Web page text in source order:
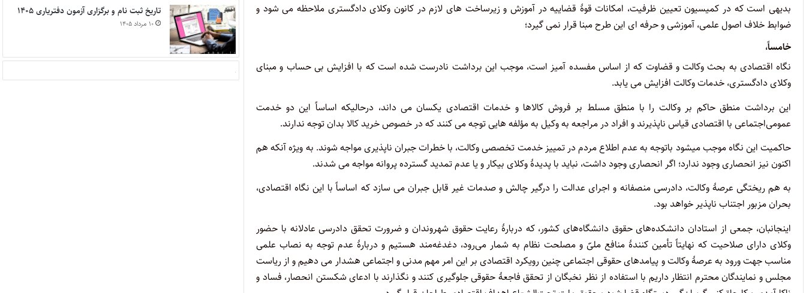
بدیهی است که در کمیسیون تعیین ظرفیت، امکانات قوۀ قضاییه در آموزش و زیرساخت های لازم در کانون وکلای دادگستری ملاحظه می شود و
ضوابط خلاف اصول علمی، آموزشی و حرفه ای این طرح مبنا قرار نمی گیرد؛
خامساً،
نگاه اقتصادی به بحث وکالت و قضاوت که از اساس مفسده آمیز است، موجب این برداشت نادرست شده است که با افزایش بی حساب و مبنای
وکلای دادگستری، خدمات وکالت افزایش می یابد.
این برداشت منطق حاکم بر وکالت را با منطق مسلط بر فروش کالاها و خدمات اقتصادی یکسان می داند، درحالیکه اساساً این دو خدمت
عمومی‌اجتماعی با اقتصادی قیاس ناپذیرند و افراد در مراجعه به وکیل به مؤلفه هایی توجه می کنند که در خصوص خرید کالا بدان توجه ندارند.
حاکمیت این نگاه موجب میشود باتوجه به عدم اطلاع مردم در تمییز خدمت تخصصی وکالت، با خطرات جبران ناپذیری مواجه شوند. به ویژه آنکه هم
اکنون نیز انحصاری وجود ندارد؛ اگر انحصاری وجود داشت، نباید با پدیدۀ وکلای بیکار و یا عدم تمدید گسترده پروانه مواجه می شدند.
به هم ریختگی عرصۀ وکالت، دادرسی منصفانه و اجرای عدالت را درگیر چالش و صدمات غیر قابل جبران می سازد که اساساً با این نگاه اقتصادی،
بحران مزبور اجتناب ناپذیر خواهد بود.
اینجانبان، جمعی از استادان دانشکده‌های حقوق دانشگاه‌های کشور، که دربارۀ رعایت حقوق شهروندان و ضرورت تحقق دادرسی عادلانه با حضور
وکلای دارای صلاحیت که نهایتاً تأمین کنندۀ منافع ملیّ و مصلحت نظام به شمار می‌رود، دغدغه‌مند هستیم و دربارۀ عدم توجه به نصاب علمی
مناسب جهت ورود به عرصۀ وکالت و پیامدهای حقوقی اجتماعی چنین رویکرد اقتصادی بر این امر مهم مدنی و اجتماعی هشدار می دهیم و از ریاست
مجلس و نمایندگان محترم انتظار داریم با استفاده از نظر نخبگان از تحقق فاجعۀ حقوقی جلوگیری کنند و نگذارند با ادعای شکستن انحصار، فساد و
تاریخ ثبت نام و برگزاری آزمون دفتریاری ۱۴۰۵
۱۰ مرداد ۱۴۰۵